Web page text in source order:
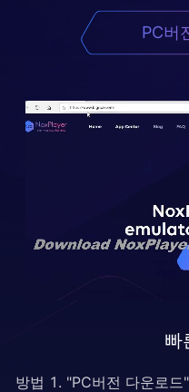
PC버
빠
방법 1. "PC버전 다운로